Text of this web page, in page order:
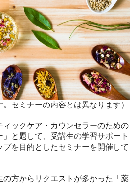
。セミナーの内容とは異なります）
ィックケア・カウンセラーのための
」と題して、受講生の学習サポート
を目的としたセミナーを開催して
の方からリクエストが多かった「薬